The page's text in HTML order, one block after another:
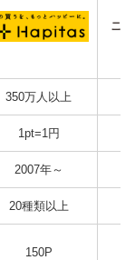
350万人以上
1pt=1円
2007年～
20種類以上
150P